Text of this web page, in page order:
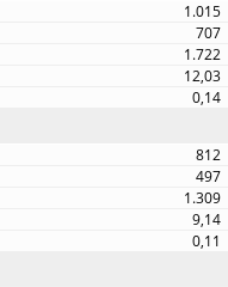
1.015
707
1.722
12,03
0,14
812
497
1.309
9,14
0,11